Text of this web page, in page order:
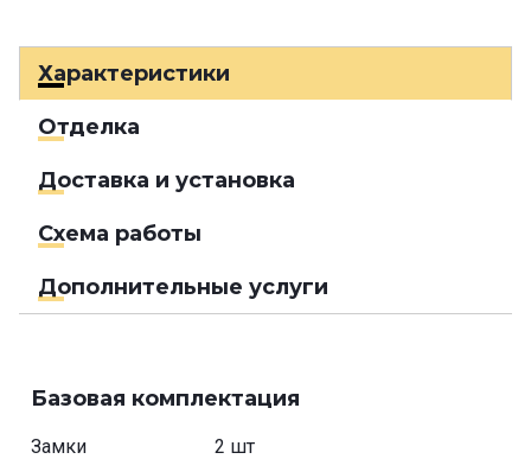
Характеристики
Отделка
Доставка и установка
Схема работы
Дополнительные услуги
Базовая комплектация
Замки 2 шт